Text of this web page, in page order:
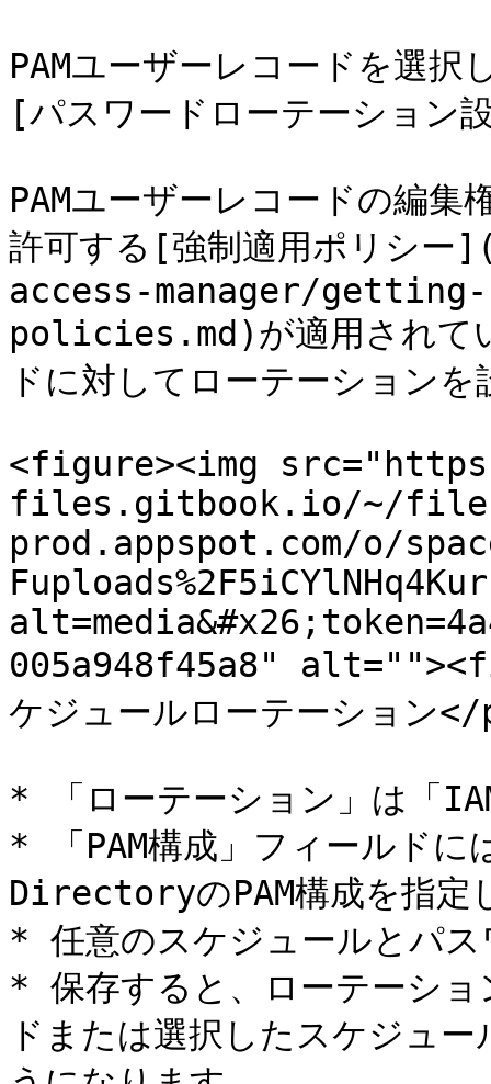
PAMユーザーレコードを選
[パスワードローテーショ
PAMユーザーレコードの編
許可する[強制適用ポリ
access-manager/
policies.md)が適用されて
ドに対してローテーション
<figure><img
files.gitbook.io/~/
prod.appspot.com/o/
005a948f45a8"
ケジュールローテーショ
* 「ローテーション」は「
* 「PAM構成」フィールド
DirectoryのPAM構成を指定
* 任意のスケジュールとパス
* 保存すると、ローテーショ
ドまたは選択したスケジュ